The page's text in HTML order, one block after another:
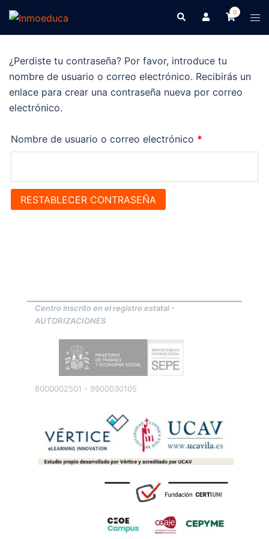
0
¿Perdiste tu contraseña? Por favor, introduce tu
nombre de usuario o correo electrónico. Recibirás un
enlace para crear una contraseña nueva por correo
electrónico.
Nombre de usuario o correo electrónico *
RESTABLECER CONTRASEÑA
Centro inscrito en el registro estatal -
AUTORIZACIONES
8000002501 - 9900030105